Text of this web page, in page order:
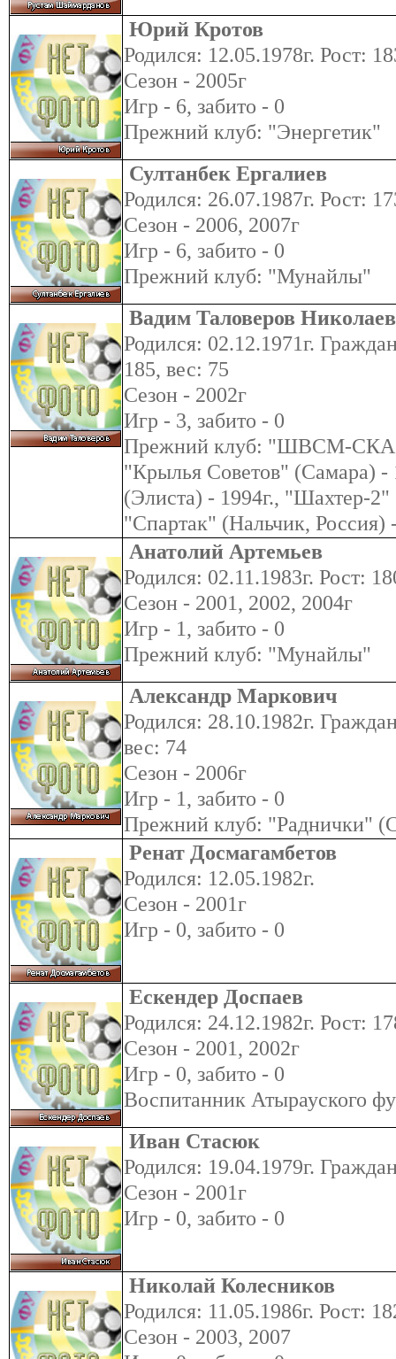
Юрий Кротов
Родился: 12.05.1978г. Рост:
Сезон - 2005г
Игр - 6, забито - 0
Прежний клуб: "Энергетик"
Султанбек Ергалиев
Родился: 26.07.1987г. Рост:
Сезон - 2006, 2007г
Игр - 6, забито - 0
Прежний клуб: "Мунайлы"
Вадим Таловеров
Родился: 02.12.1971г.
185, вес: 75
Сезон - 2002г
Игр - 3, забито - 0
Прежний клуб: "ШВСМ-СКА
"Крылья Советов" (Самара) -
(Элиста) - 1994г., "Шахтер-
"Спартак" (Нальчик, Россия)
Анатолий Артемьев
Родился: 02.11.1983г. Рост:
Сезон - 2001, 2002, 2004г
Игр - 1, забито - 0
Прежний клуб: "Мунайлы"
Александр Маркович
Родился: 28.10.1982г.
вес: 74
Сезон - 2006г
Игр - 1, забито - 0
Прежний клуб: "Раднички"
Ренат Досмагамбетов
Родился: 12.05.1982г.
Сезон - 2001г
Игр - 0, забито - 0
Ескендер Доспаев
Родился: 24.12.1982г. Рост:
Сезон - 2001, 2002г
Игр - 0, забито - 0
Воспитанник Атырауского
Иван Стасюк
Родился: 19.04.1979г.
Сезон - 2001г
Игр - 0, забито - 0
Николай Колесников
Родился: 11.05.1986г. Рост:
Сезон - 2003, 2007